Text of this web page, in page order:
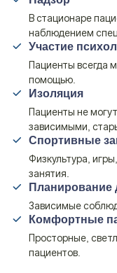
В стационаре
наблюдением
Участие
Пациенты всегда
помощью.
Изоляция
Пациенты не
зависимыми,
Спортивные
Физкультура,
занятия.
Планирование
Зависимые
Комфортные
Просторные,
пациентов.